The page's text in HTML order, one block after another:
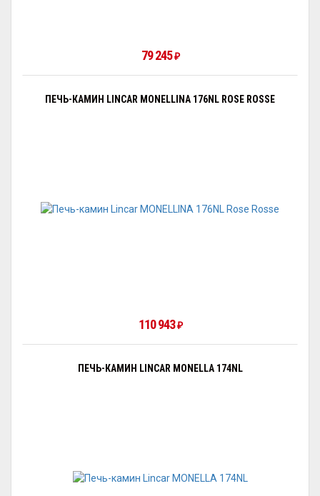
79 245₽
ПЕЧЬ-КАМИН LINCAR MONELLINA 176NL ROSE ROSSE
110 943₽
ПЕЧЬ-КАМИН LINCAR MONELLA 174NL